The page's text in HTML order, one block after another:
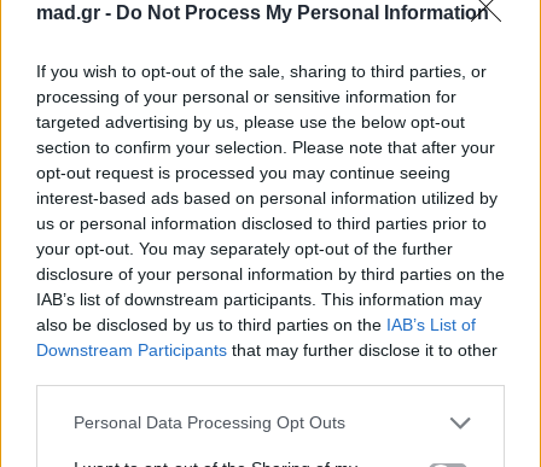
mad.gr - Do Not Process My Personal Information
If you wish to opt-out of the sale, sharing to third parties, or
processing of your personal or sensitive information for
targeted advertising by us, please use the below opt-out
section to confirm your selection. Please note that after your
opt-out request is processed you may continue seeing
interest-based ads based on personal information utilized by
us or personal information disclosed to third parties prior to
your opt-out. You may separately opt-out of the further
disclosure of your personal information by third parties on the
IAB’s list of downstream participants. This information may
also be disclosed by us to third parties on the IAB’s List of
Downstream Participants that may further disclose it to other
Personal Data Processing Opt Outs
pexels.com
Υδροχόος
Τρέχεις με χίλια και οι υποχρεώσεις δεν έχουν
τελειωμό!Η οργάνωση είναι το «κλειδί» σου
αυτή την εβδομάδα. Ευτυχώς, στη δουλειά
υπάρχει ένα πρόσωπο-κλειδί που θα σε βοηθήσει,
αλλά πρόσεχε τα ραντεβού σου, γιατί ένα
μπέρδεμα μπορεί να τινάξει το πρόγραμμά σου
Καρκίνος